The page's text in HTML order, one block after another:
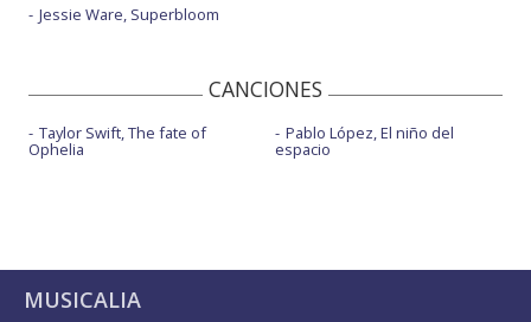
Jessie Ware, Superbloom
CANCIONES
Taylor Swift, The fate of
Ophelia
Pablo López, El niño del
espacio
MUSICALIA